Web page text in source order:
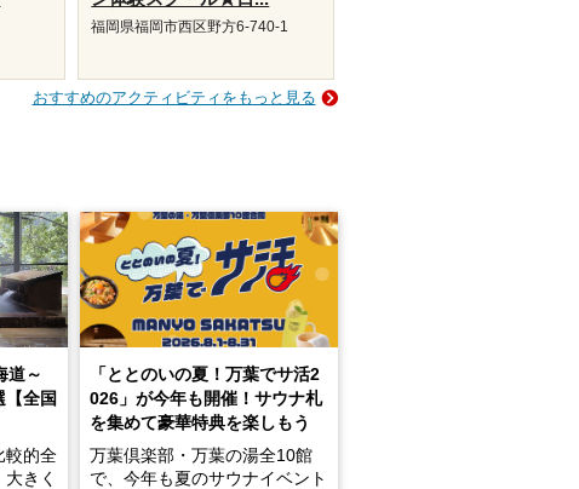
福岡県福岡市西区野方6-740-1
おすすめのアクティビティをもっと見る
道～
【全国
較的全
きく
「ととのいの夏！万葉でサ活2
026」が今年も開催！サウナ札
を集めて豪華特典を楽しもう
万葉倶楽部・万葉の湯全10館
で、今年も夏のサウナイベント